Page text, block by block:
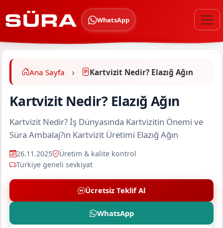
WhatsApp
Ana Sayfa Kartvizit Nedir? Elazığ Ağın
Kartvizit Nedir? Elazığ Ağın
Kartvizit Nedir? İş Dünyasında Kartvizitin Önemi ve
Süra Ambalaj?ın Kartvizit Üretimi Elazığ Ağın
26.11.2025
Üretim & kalite kontrol
Türkiye geneli sevkiyat
Ücretsiz Teklif Al
WhatsApp